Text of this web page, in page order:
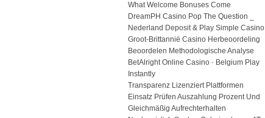
What Welcome Bonuses Come
DreamPH Casino Pop The Question _
Nederland Deposit & Play Simple Casino
Groot-Brittannië Casino Herbeoordeling
Beoordelen Methodologische Analyse
BetAlright Online Casino · Belgium Play
Instantly
Transparenz Lizenziert Plattformen
Einsatz Prüfen Auszahlung Prozent Und
Gleichmäßig Aufrechterhalten